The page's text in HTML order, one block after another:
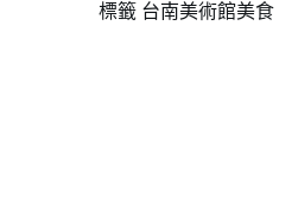
標籤台南美術館美食